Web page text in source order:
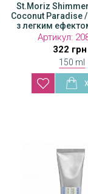
Bali Body Gradual
Butter / Баттер для
поступовим
засмаги
Артикул:63-125
850 грн
St.Moriz Shimmer
Coconut Paradise
з легким
Артикул:
322 грн
150 ml